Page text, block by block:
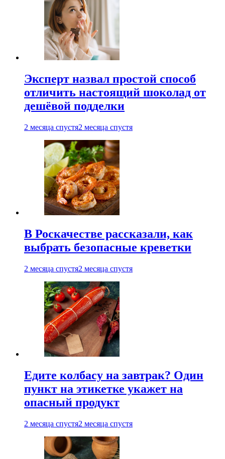
Эксперт назвал простой способ
отличить настоящий шоколад от
дешёвой подделки
2 месяца спустя2 месяца спустя
В Роскачестве рассказали, как
выбрать безопасные креветки
2 месяца спустя2 месяца спустя
Едите колбасу на завтрак? Один
пункт на этикетке укажет на
опасный продукт
2 месяца спустя2 месяца спустя